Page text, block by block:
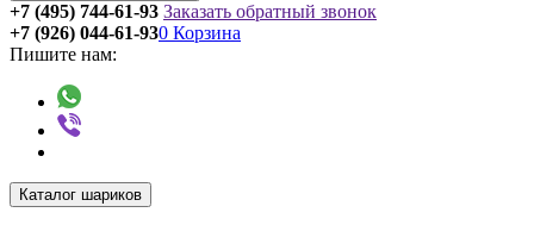
+7 (495) 744-61-93 Заказать обратный звонок
+7 (926) 044-61-93
Пишите нам:
0 Корзина
Каталог шариков